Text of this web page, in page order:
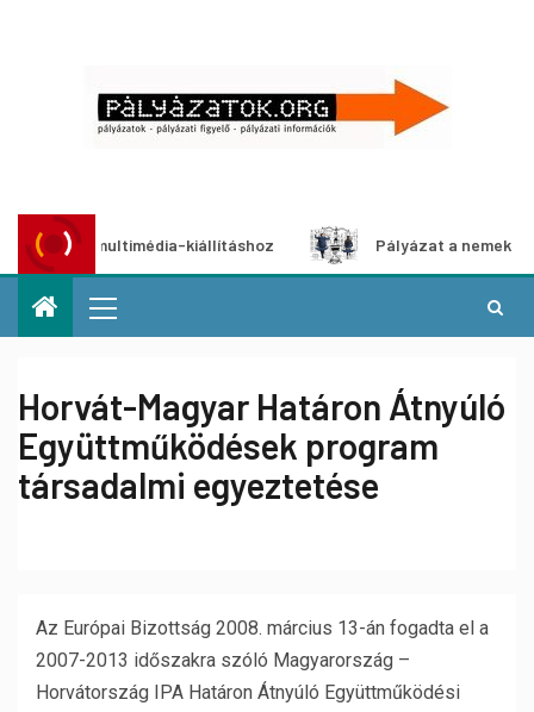
multimédia-kiállításhoz Pályázat a nemek közötti
Horvát-Magyar Határon Átnyúló
Együttműködések program
társadalmi egyeztetése
Az Európai Bizottság 2008. március 13-án fogadta el a
2007-2013 időszakra szóló Magyarország –
Horvátország IPA Határon Átnyúló Együttműködési